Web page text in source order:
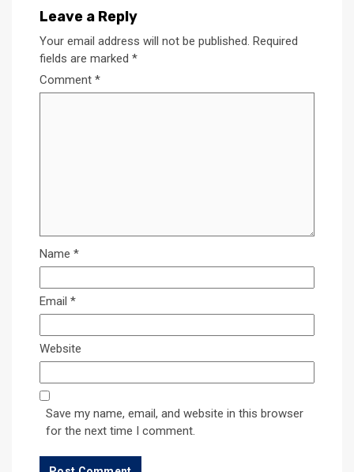
Leave a Reply
Your email address will not be published. Required
fields are marked *
Comment *
Name *
Email *
Website
Save my name, email, and website in this browser
for the next time I comment.